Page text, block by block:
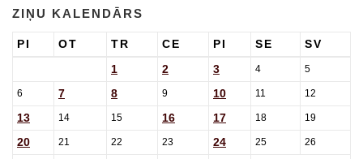
ZIŅU KALENDĀRS
PI OT TR CE PI SE
SV
1
2 3 4 5
6 7 8 9 10 11 12
13 14 15 16 17 18 19
20 21 22 23 24 25 26